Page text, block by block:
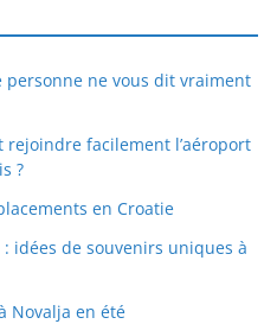
ne vous dit vraiment
rejoindre facilement l’aéroport
?
en Croatie
idées de souvenirs uniques à
Novalja en été